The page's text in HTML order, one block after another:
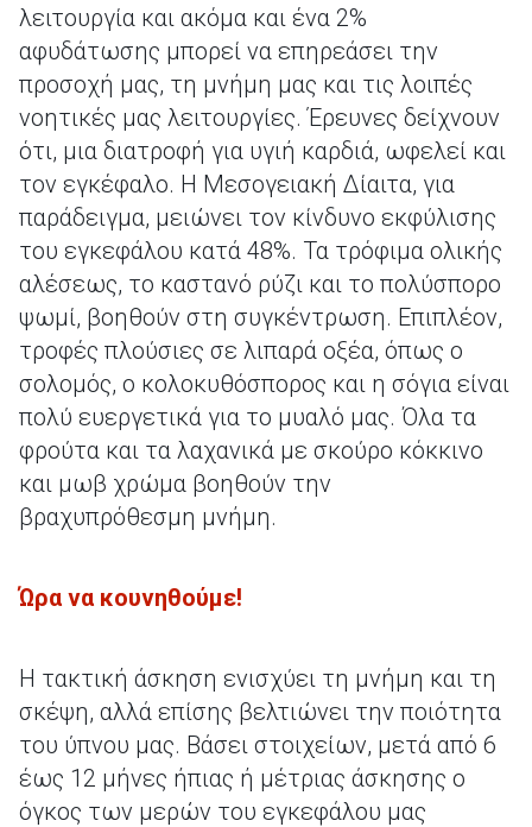
λειτουργία και ακόμα και ένα 2%
αφυδάτωσης μπορεί να επηρεάσει την
προσοχή μας, τη μνήμη μας και τις λοιπές
νοητικές μας λειτουργίες. Έρευνες δείχνουν
ότι, μια διατροφή για υγιή καρδιά, ωφελεί και
τον εγκέφαλο. Η Μεσογειακή Δίαιτα, για
παράδειγμα, μειώνει τον κίνδυνο εκφύλισης
του εγκεφάλου κατά 48%. Τα τρόφιμα ολικής
αλέσεως, το καστανό ρύζι και το πολύσπορο
ψωμί, βοηθούν στη συγκέντρωση. Επιπλέον,
τροφές πλούσιες σε λιπαρά οξέα, όπως ο
σολομός, ο κολοκυθόσπορος και η σόγια είναι
πολύ ευεργετικά για το μυαλό μας. Όλα τα
φρούτα και τα λαχανικά με σκούρο κόκκινο
και μωβ χρώμα βοηθούν την
βραχυπρόθεσμη μνήμη.
Ώρα να κουνηθούμε!
Η τακτική άσκηση ενισχύει τη μνήμη και τη
σκέψη, αλλά επίσης βελτιώνει την ποιότητα
του ύπνου μας. Βάσει στοιχείων, μετά από 6
έως 12 μήνες ήπιας ή μέτριας άσκησης ο
όγκος των μερών του εγκεφάλου μας